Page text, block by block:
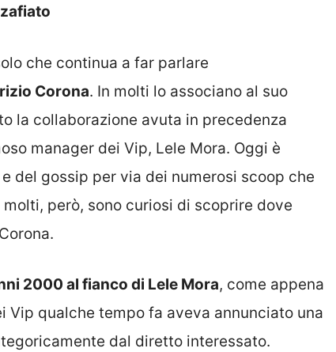
che continua a far parlare
Corona. In molti lo associano al suo
la collaborazione avuta in precedenza
manager dei Vip, Lele Mora. Oggi è
del gossip per via dei numerosi scoop che
però, sono curiosi di scoprire dove
2000 al fianco di Lele Mora, come appena
Vip qualche tempo fa aveva annunciato una
dal diretto interessato.